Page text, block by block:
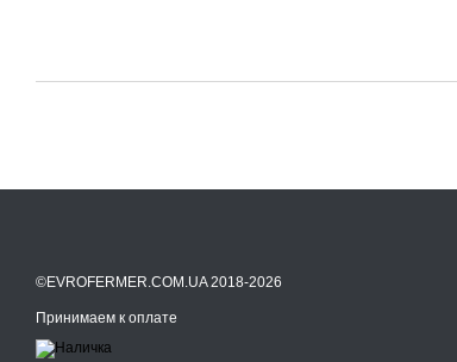
©EVROFERMER.COM.UA 2018-2026
Принимаем к оплате